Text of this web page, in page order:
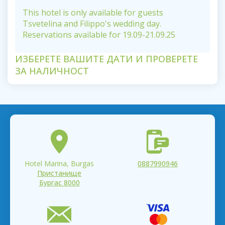
This hotel is only available for guests
Tsvetelina and Filippo's wedding day.
Reservations available for 19.09-21.09.25
ИЗБЕРЕТЕ ВАШИТЕ ДАТИ И ПРОВЕРЕТЕ
ЗА НАЛИЧНОСТ
Hotel Marina, Burgas
Пристанище
Бургас 8000
0887990946